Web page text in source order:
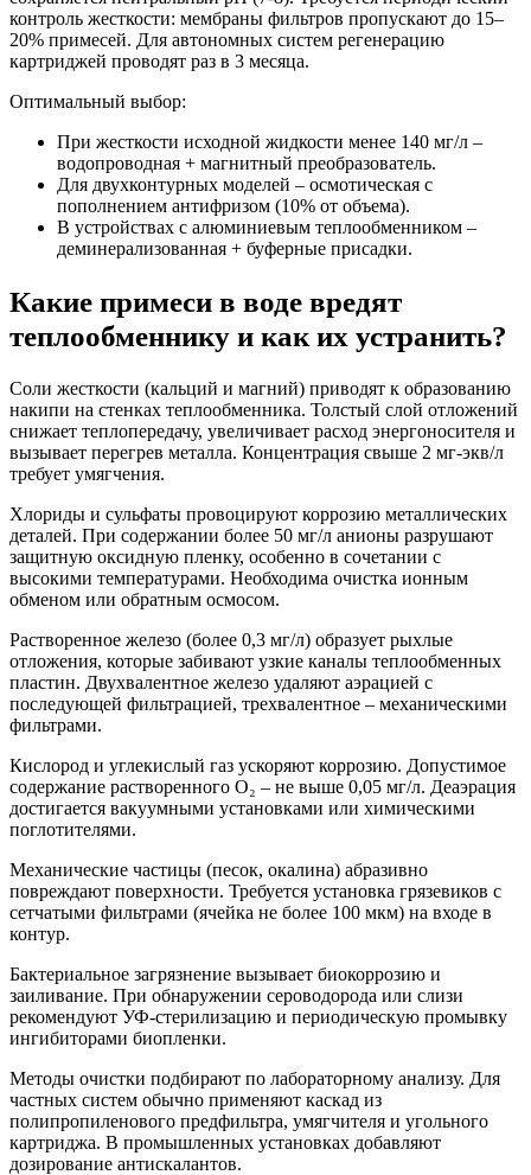
контроль жесткости: мембраны фильтров пропускают до 15–
20% примесей. Для автономных систем регенерацию
картриджей проводят раз в 3 месяца.
Оптимальный выбор:
При жесткости исходной жидкости менее 140 мг/л –
водопроводная + магнитный преобразователь.
Для двухконтурных моделей – осмотическая с
пополнением антифризом (10% от объема).
В устройствах с алюминиевым теплообменником –
деминерализованная + буферные присадки.
Какие примеси в воде вредят
теплообменнику и как их устранить?
Соли жесткости (кальций и магний) приводят к образованию
накипи на стенках теплообменника. Толстый слой отложений
снижает теплопередачу, увеличивает расход энергоносителя и
вызывает перегрев металла. Концентрация свыше 2 мг-экв/л
требует умягчения.
Хлориды и сульфаты провоцируют коррозию металлических
деталей. При содержании более 50 мг/л анионы разрушают
защитную оксидную пленку, особенно в сочетании с
высокими температурами. Необходима очистка ионным
обменом или обратным осмосом.
Растворенное железо (более 0,3 мг/л) образует рыхлые
отложения, которые забивают узкие каналы теплообменных
пластин. Двухвалентное железо удаляют аэрацией с
последующей фильтрацией, трехвалентное – механическими
фильтрами.
Кислород и углекислый газ ускоряют коррозию. Допустимое
содержание растворенного O₂ – не выше 0,05 мг/л. Деаэрация
достигается вакуумными установками или химическими
поглотителями.
Механические частицы (песок, окалина) абразивно
повреждают поверхности. Требуется установка грязевиков с
сетчатыми фильтрами (ячейка не более 100 мкм) на входе в
контур.
Бактериальное загрязнение вызывает биокоррозию и
заиливание. При обнаружении сероводорода или слизи
рекомендуют УФ-стерилизацию и периодическую промывку
ингибиторами биопленки.
Методы очистки подбирают по лабораторному анализу. Для
частных систем обычно применяют каскад из
полипропиленового предфильтра, умягчителя и угольного
картриджа. В промышленных установках добавляют
дозирование антискалантов.